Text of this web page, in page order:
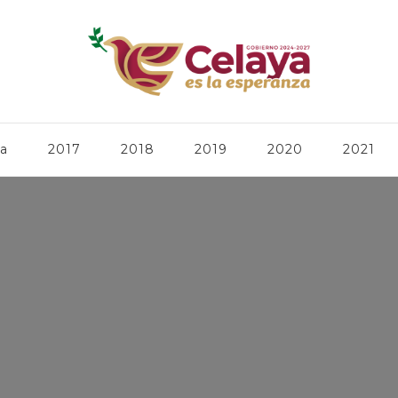
2017 2018 2019 2020 2021